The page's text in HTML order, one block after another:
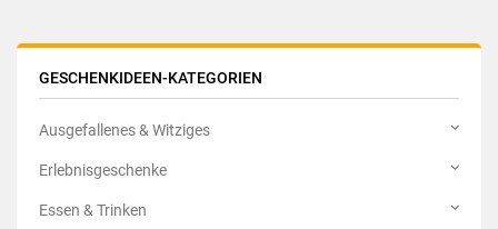
GESCHENKIDEEN-KATEGORIEN
Ausgefallenes & Witziges
Erlebnisgeschenke
Essen & Trinken